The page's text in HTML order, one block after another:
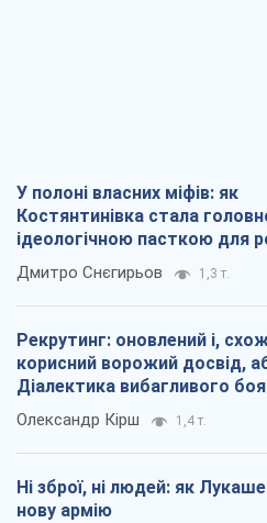
У полоні власних міфів: як
Костянтинівка стала
ідеологічною пасткою для
окупантів
Дмитро Снєгирьов 1,3 т.
Рекрутинг: оновлений і,
корисний ворожий досвід,
Діалектика вибагливого
Олександр Кірш 1,4 т.
Ні зброї, ні людей: як
нову армію